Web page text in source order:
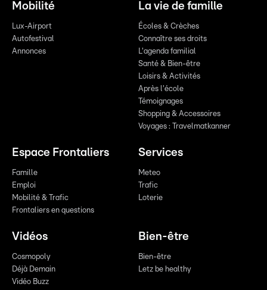
Mobilité
Lux-Airport
Autofestival
Annonces
La vie de famille
Écoles & Crèches
Connaître ses droits
L'agenda familial
Santé & Bien-être
Loisirs & Activités
Après l'école
Témoignages
Shopping & Accessoires
Voyages : Travelmatkanner
Espace Frontaliers
Famille
Emploi
Mobilité & Trafic
Frontaliers en questions
Services
Meteo
Trafic
Loterie
Vidéos
Cosmopoly
Déjà Demain
Vidéo Buzz
Bien-être
Bien-être
Letz be healthy